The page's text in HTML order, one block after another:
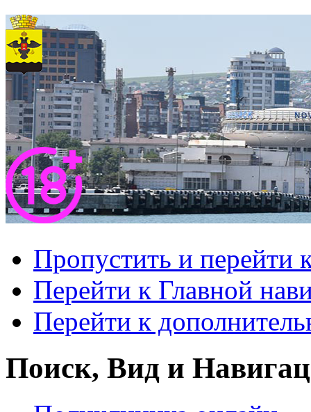
Пропустить и перейти
Перейти к Главной
Перейти к
Поиск, Вид и